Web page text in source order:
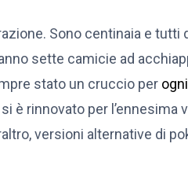
Sono centinaia e tutti
sette camicie ad
stato un cruccio per ogni
è rinnovato per l’ennesima
versioni alternative di